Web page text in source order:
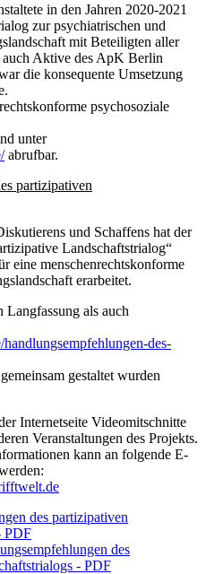
in den Jahren 2020-2021
zur psychiatrischen und
mit Beteiligten aller
auch Aktive des ApK Berlin
die konsequente Umsetzung
psychosoziale
unter
abrufbar.
partizipativen
und Schaffens hat der
Landschaftstrialog“
eine menschenrechtskonforme
erarbeitet.
Langfassung als auch
des-
gestaltet wurden
Internetseite Videomitschnitte
Veranstaltungen des Projekts.
kann an folgende E-
des partizipativen
PDF
des
- PDF